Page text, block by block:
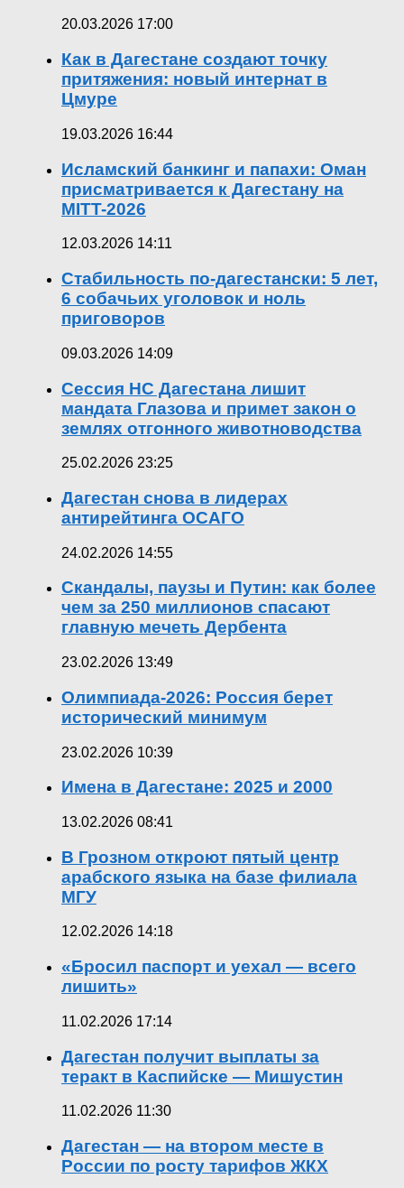
20.03.2026 17:00
Как в Дагестане создают точку
притяжения: новый интернат в
Цмуре
19.03.2026 16:44
Исламский банкинг и папахи: Оман
присматривается к Дагестану на
MITT-2026
12.03.2026 14:11
Стабильность по-дагестански: 5 лет,
6 собачьих уголовок и ноль
приговоров
09.03.2026 14:09
Сессия НС Дагестана лишит
мандата Глазова и примет закон о
землях отгонного животноводства
25.02.2026 23:25
Дагестан снова в лидерах
антирейтинга ОСАГО
24.02.2026 14:55
Скандалы, паузы и Путин: как более
чем за 250 миллионов спасают
главную мечеть Дербента
23.02.2026 13:49
Олимпиада-2026: Россия берет
исторический минимум
23.02.2026 10:39
Имена в Дагестане: 2025 и 2000
13.02.2026 08:41
В Грозном откроют пятый центр
арабского языка на базе филиала
МГУ
12.02.2026 14:18
«Бросил паспорт и уехал — всего
лишить»
11.02.2026 17:14
Дагестан получит выплаты за
теракт в Каспийске — Мишустин
11.02.2026 11:30
Дагестан — на втором месте в
России по росту тарифов ЖКХ